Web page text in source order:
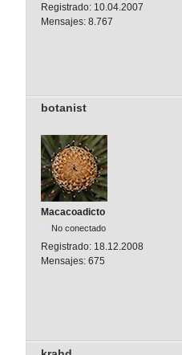
Registrado: 10.04.2007
Mensajes: 8.767
botanist
Macacoadicto
No conectado
Registrado: 18.12.2008
Mensajes: 675